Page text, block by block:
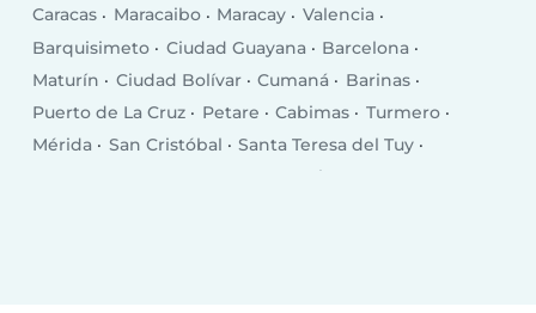
Caracas Maracaibo Maracay
Valencia
Barquisimeto
Ciudad Guayana
Barcelona
Maturín
Ciudad Bolívar Cumaná
Barinas
Puerto de La Cruz
Petare Cabimas
Turmero
Mérida
San Cristóbal
Santa Teresa del Tuy
Valera